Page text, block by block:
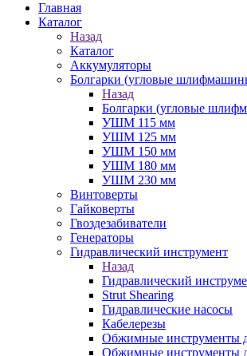
Главная
Каталог
Назад
Каталог
Аккумуляторы
Болгарки (угловые
Назад
Болгарки (угловые
УШМ 115 мм
УШМ 125 мм
УШМ 150 мм
УШМ 180 мм
УШМ 230 мм
Винтоверты
Гайковерты
Гвоздезабиватели
Генераторы
Гидравлический инструмент
Назад
Гидравлический
Strut Shearing
Гидравлические насосы
Кабелерезы
Обжимные инструменты
Обжимные инструменты